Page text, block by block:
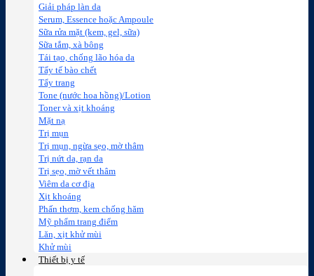
Giải pháp làn da
Serum, Essence hoặc Ampoule
Sữa rửa mặt (kem, gel, sữa)
Sữa tắm, xà bông
Tái tạo, chống lão hóa da
Tẩy tế bào chết
Tẩy trang
Tone (nước hoa hồng)/Lotion
Toner và xịt khoáng
Mặt nạ
Trị mụn
Trị mụn, ngừa sẹo, mờ thâm
Trị nứt da, rạn da
Trị sẹo, mờ vết thâm
Viêm da cơ địa
Xịt khoáng
Phấn thơm, kem chống hăm
Mỹ phẩm trang điểm
Lăn, xịt khử mùi
Khử mùi
Thiết bị y tế